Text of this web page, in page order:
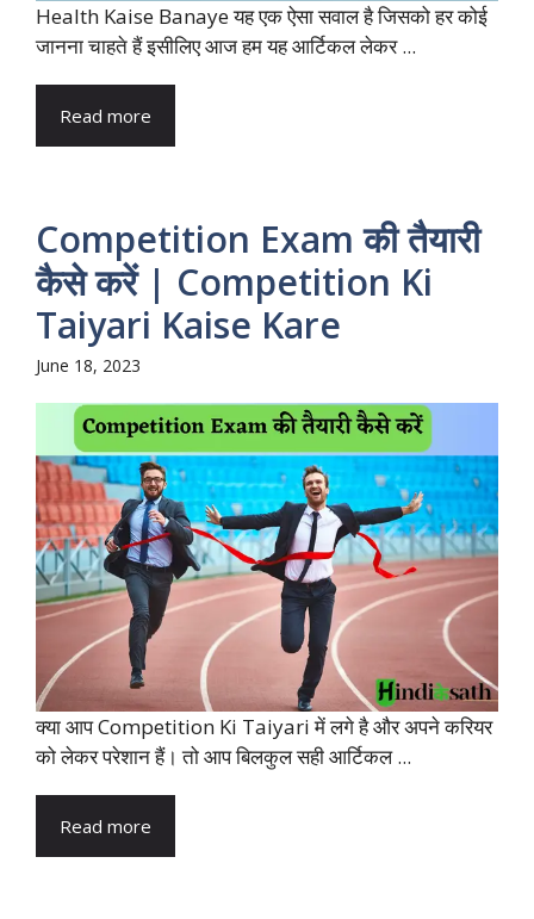
Health Kaise Banaye यह एक ऐसा सवाल है जिसको हर कोई
जानना चाहते हैं इसीलिए आज हम यह आर्टिकल लेकर ...
Read more
Competition Exam की तैयारी
कैसे करें | Competition Ki
Taiyari Kaise Kare
June 18, 2023
क्या आप Competition Ki Taiyari में लगे है और अपने करियर
को लेकर परेशान हैं। तो आप बिलकुल सही आर्टिकल ...
Read more